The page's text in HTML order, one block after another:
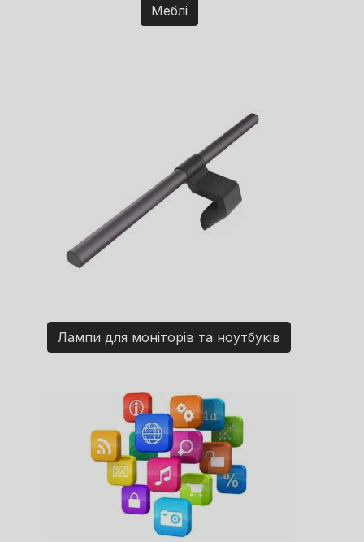
Меблі
Лампи для моніторів та ноутбуків